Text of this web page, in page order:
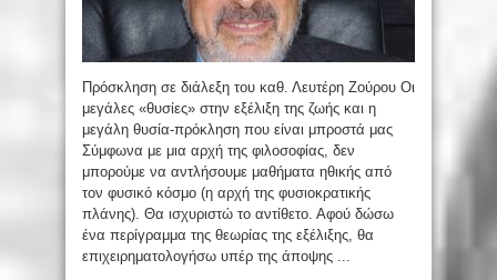
Πρόσκληση σε διάλεξη του καθ. Λευτέρη Ζούρου Οι
μεγάλες «θυσίες» στην εξέλιξη της ζωής και η
μεγάλη θυσία-πρόκληση που είναι μπροστά μας
Σύμφωνα με μια αρχή της φιλοσοφίας, δεν
μπορούμε να αντλήσουμε μαθήματα ηθικής από
τον φυσικό κόσμο (η αρχή της φυσιοκρατικής
πλάνης). Θα ισχυριστώ το αντίθετο. Αφού δώσω
ένα περίγραμμα της θεωρίας της εξέλιξης, θα
επιχειρηματολογήσω υπέρ της άποψης ...